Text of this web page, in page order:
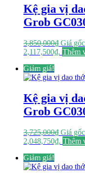
Kệ gia vị
Grob
3,850,000₫ Giá
2,117,500₫. Thêm
Giảm giá!
Kệ gia vị
Grob
3,725,000₫ Giá
2,048,750₫. Thêm
Giảm giá!